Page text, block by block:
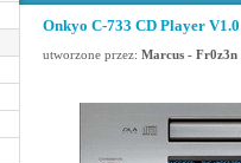
Onkyo C-733 CD Player V1.0
utworzone przez: Marcus - Fr0z3n